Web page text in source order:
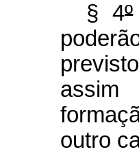
§ 4º
assim
outro